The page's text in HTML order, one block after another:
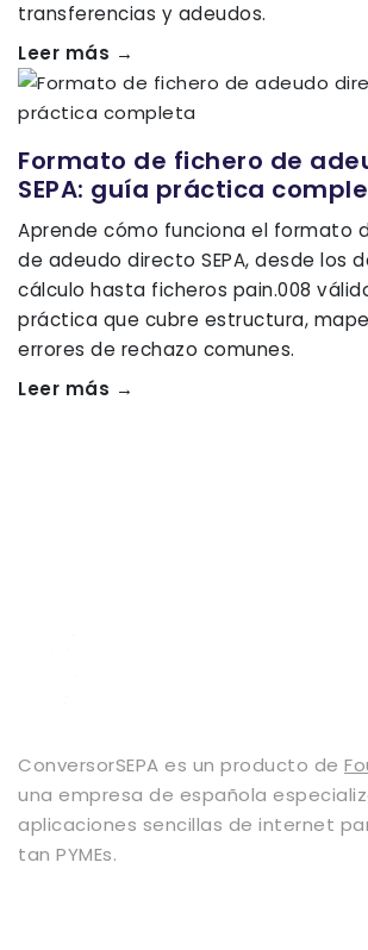
transferencias y adeudos.
Leer más →
Formato de fichero de
SEPA: guía práctica
Aprende cómo funciona el formato
de adeudo directo SEPA, desde los
cálculo hasta ficheros pain.008
práctica que cubre estructura,
errores de rechazo comunes.
Leer más →
ConversorSEPA es un producto de
una empresa de española
aplicaciones sencillas de internet
tan PYMEs.